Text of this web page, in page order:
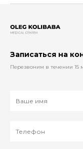
Записаться на
Перезвоним в течении 15